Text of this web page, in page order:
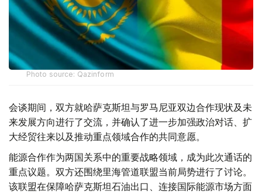
Photo source: Qazinform
会谈期间，双方就哈萨克斯坦与罗马尼亚双边合作现状及未
来发展方向进行了交流，并确认了进一步加强政治对话、扩
大经贸往来以及推动重点领域合作的共同意愿。
能源合作作为两国关系中的重要战略领域，成为此次通话的
重点议题。双方还围绕里海管道联盟当前局势进行了讨论。
该联盟在保障哈萨克斯坦石油出口、连接国际能源市场方面